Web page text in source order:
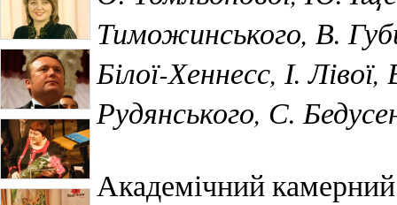
Тиможинського, В.
Білої-Хеннесс, І.
Рудянського, С.
Академічний